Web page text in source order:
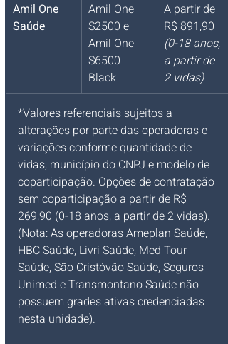
Amil One
Saúde
Amil One
S2500 e
Amil One
S6500
Black
A partir de
R$ 891,90
(0-18 anos,
a partir de
2 vidas)
*Valores referenciais sujeitos a
alterações por parte das operadoras e
variações conforme quantidade de
vidas, município do CNPJ e modelo de
coparticipação. Opções de contratação
sem coparticipação a partir de R$
269,90 (0-18 anos, a partir de 2 vidas).
(Nota: As operadoras Ameplan Saúde,
HBC Saúde, Livri Saúde, Med Tour
Saúde, São Cristóvão Saúde, Seguros
Unimed e Transmontano Saúde não
possuem grades ativas credenciadas
nesta unidade).